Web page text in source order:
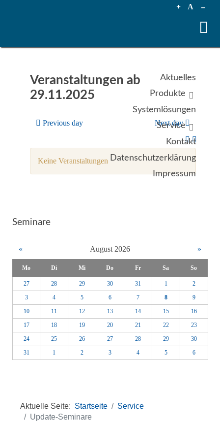
+ A --
Aktuelles
Produkte
Systemlösungen
Service
Kontakt
Datenschutzerklärung
Impressum
Veranstaltungen ab
29.11.2025
Previous day Next day
Keine Veranstaltungen
Seminare
« August 2026 »
Mo Di Mi Do Fr Sa So
27 28 29 30 31 1
2
3
4 5 6 7 8
9
10
11 12 13 14 15
16
17
18 19 20 21 22
23
24
25 26 27 28 29
30
31
1 2 3 4 5 6
Aktuelle Seite: Startseite
Service
Update-Seminare